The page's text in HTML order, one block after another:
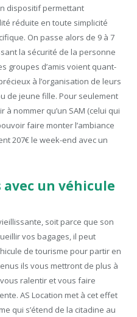
dispositif permettant
réduite en toute simplicité
On passe alors de 9 à 7
la sécurité de la personne
groupes d’amis voient quant-
à l’organisation de leurs
de jeune fille. Pour seulement
à nommer qu’un SAM (celui qui
faire monter l’ambiance
207€ le week-end avec un
avec un véhicule
soit parce que son
vos bagages, il peut
de tourisme pour partir en
ils vous mettront de plus à
ralentir et vous faire
AS Location met à cet effet
qui s’étend de la citadine au